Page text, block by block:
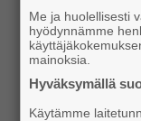
Me ja huolellisesti
hyödynnämme
mainoksia.
Hyväksymällä
Käytämme